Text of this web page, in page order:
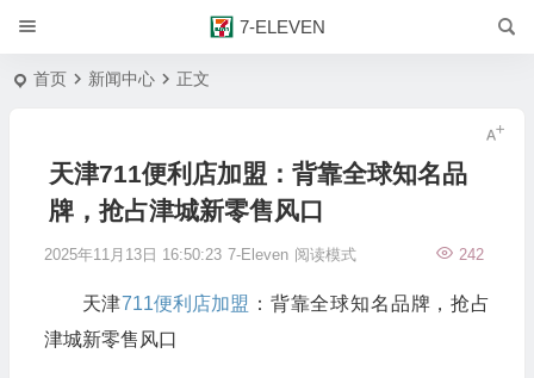
7-ELEVEN
首页 新闻中心 正文
天津711便利店加盟：背靠全球知名品
牌，抢占津城新零售风口
2025年11月13日 16:50:23 7-Eleven 242
阅读模式
天津711便利店加盟 ：背靠全球知名品牌，抢占
津城新零售风口